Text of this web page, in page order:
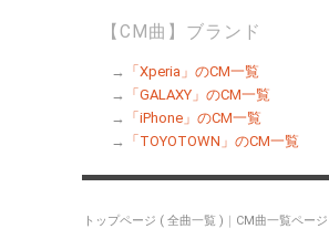
【CM曲】ブランド
→
「Xperia」のCM一覧
→
「GALAXY」のCM一覧
→
「iPhone」のCM一覧
→
「TOYOTOWN」のCM一覧
トップページ ( 全曲一覧 ) ｜ CM曲一覧ページ